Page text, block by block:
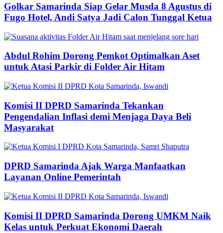
Golkar Samarinda Siap Gelar Musda 8 Agustus di
Fugo Hotel, Andi Satya Jadi Calon Tunggal Ketua
Abdul Rohim Dorong Pemkot Optimalkan Aset
untuk Atasi Parkir di Folder Air Hitam
Komisi II DPRD Samarinda Tekankan
Pengendalian Inflasi demi Menjaga Daya Beli
Masyarakat
DPRD Samarinda Ajak Warga Manfaatkan
Layanan Online Pemerintah
Komisi II DPRD Samarinda Dorong UMKM Naik
Kelas untuk Perkuat Ekonomi Daerah